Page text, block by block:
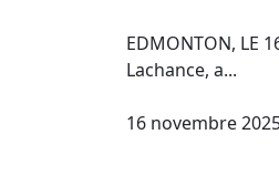
EDMONTON, LE
Lachance, a...
16 novembre